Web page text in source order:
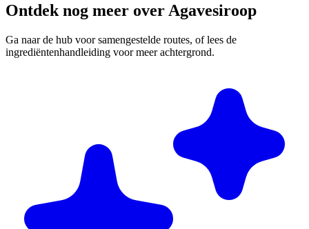
Ontdek nog meer over Agavesiroop
Ga naar de hub voor samengestelde routes, of lees de
ingrediëntenhandleiding voor meer achtergrond.